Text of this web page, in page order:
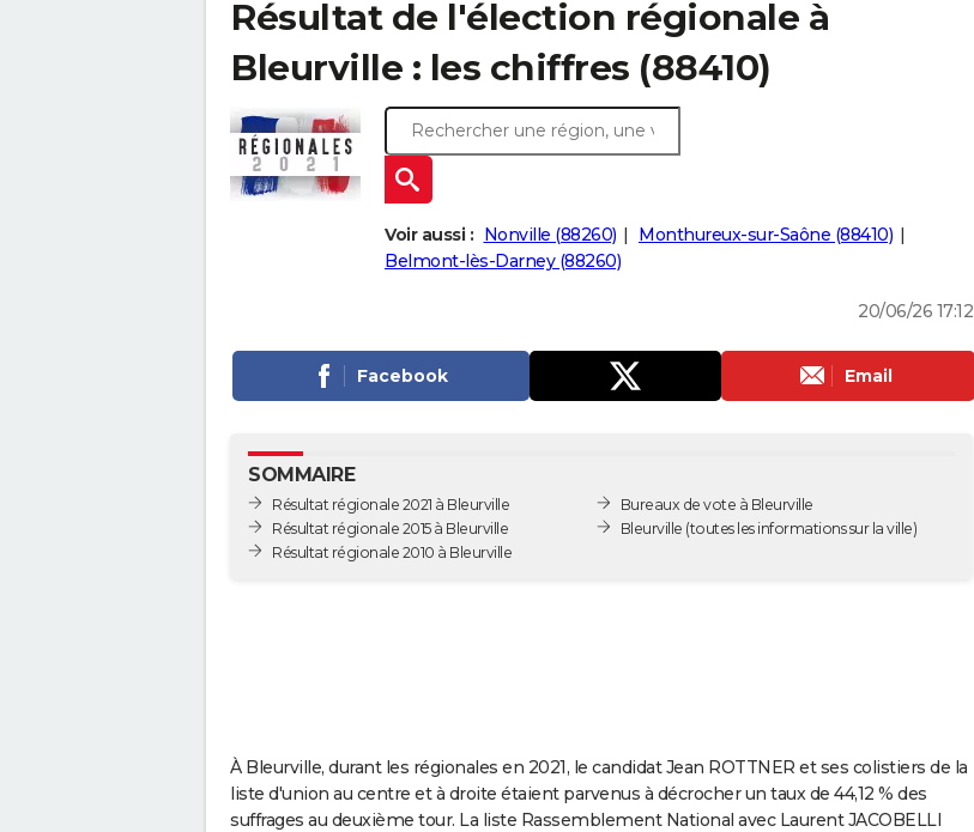
Résultat de l'élection régionale à
Bleurville : les chiffres (88410)
Voir aussi : Nonville (88260)
Monthureux-sur-Saône (88410)
Belmont-lès-Darney (88260)
20/06/26 17:12
Facebook Email
SOMMAIRE
Résultat régionale 2021 à Bleurville
Résultat régionale 2015 à Bleurville
Résultat régionale 2010 à Bleurville
Bureaux de vote à Bleurville
Bleurville (toutes les informations sur la ville)
À Bleurville, durant les régionales en 2021, le candidat Jean ROTTNER et ses colistiers de la
liste d'union au centre et à droite étaient parvenus à décrocher un taux de 44,12 % des
suffrages au deuxième tour. La liste Rassemblement National avec Laurent JACOBELLI